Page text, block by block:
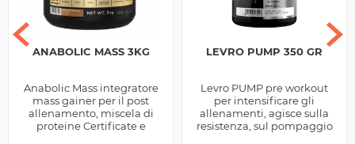
ANABOLIC MASS 3KG
Anabolic Mass integratore
mass gainer per il post
allenamento, miscela di
proteine Certificate e
LEVRO PUMP 350 GR
Levro PUMP pre workout
per intensificare gli
allenamenti, agisce sulla
resistenza, sul pompaggio